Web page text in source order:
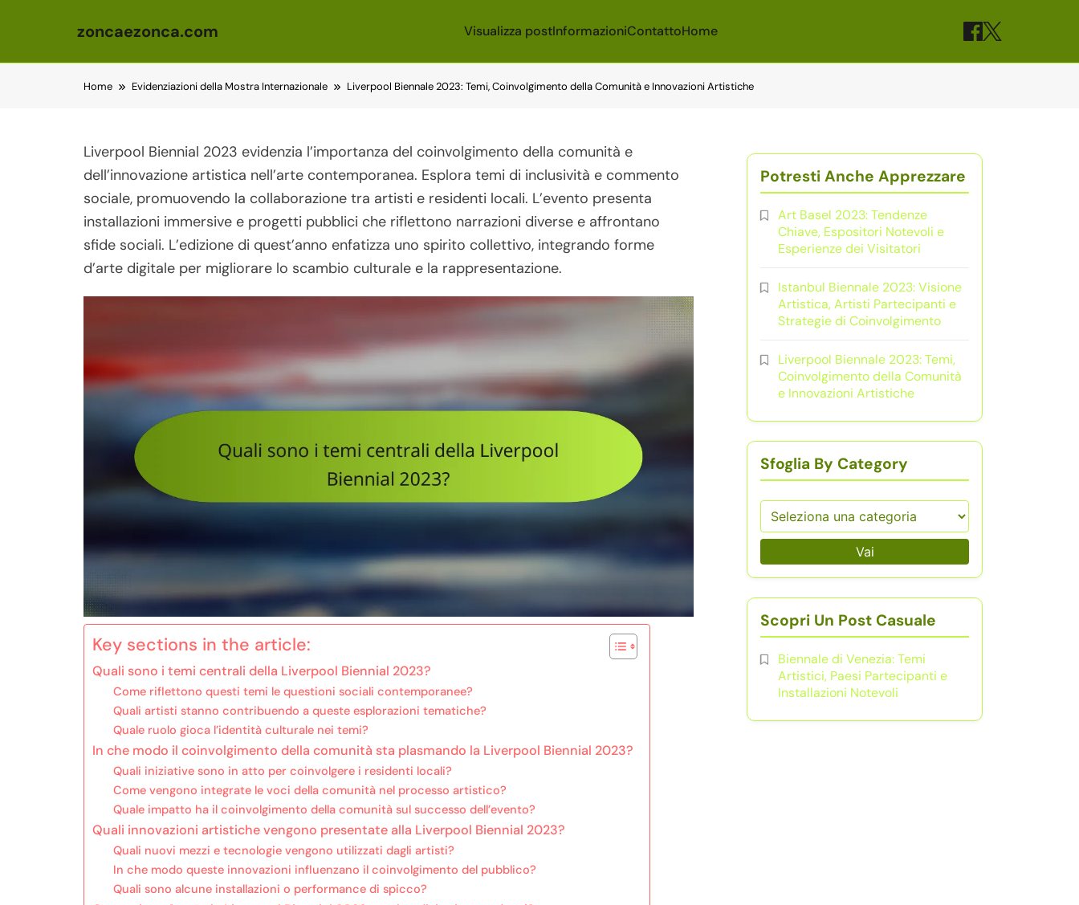
zoncaezonca.com Visualizza postInformazioniContattoHome
Home Evidenziazioni della Mostra Internazionale Liverpool Biennale 2023: Temi, Coinvolgimento della Comunità e Innovazioni Artistiche
Liverpool Biennial 2023 evidenzia l’importanza del coinvolgimento della comunità e
dell’innovazione artistica nell’arte contemporanea. Esplora temi di inclusività e commento
sociale, promuovendo la collaborazione tra artisti e residenti locali. L’evento presenta
installazioni immersive e progetti pubblici che riflettono narrazioni diverse e affrontano
sfide sociali. L’edizione di quest’anno enfatizza uno spirito collettivo, integrando forme
d’arte digitale per migliorare lo scambio culturale e la rappresentazione.
Key sections in the article:
Quali sono i temi centrali della Liverpool Biennial 2023?
Come riflettono questi temi le questioni sociali contemporanee?
Quali artisti stanno contribuendo a queste esplorazioni tematiche?
Quale ruolo gioca l’identità culturale nei temi?
In che modo il coinvolgimento della comunità sta plasmando la Liverpool Biennial 2023?
Quali iniziative sono in atto per coinvolgere i residenti locali?
Come vengono integrate le voci della comunità nel processo artistico?
Quale impatto ha il coinvolgimento della comunità sul successo dell’evento?
Quali innovazioni artistiche vengono presentate alla Liverpool Biennial 2023?
Quali nuovi mezzi e tecnologie vengono utilizzati dagli artisti?
In che modo queste innovazioni influenzano il coinvolgimento del pubblico?
Quali sono alcune installazioni o performance di spicco?
Potresti Anche Apprezzare
Art Basel 2023: Tendenze
Chiave, Espositori Notevoli e
Esperienze dei Visitatori
Istanbul Biennale 2023: Visione
Artistica, Artisti Partecipanti e
Strategie di Coinvolgimento
Liverpool Biennale 2023: Temi,
Coinvolgimento della Comunità
e Innovazioni Artistiche
Sfoglia By Category
Vai
Scopri Un Post Casuale
Biennale di Venezia: Temi
Artistici, Paesi Partecipanti e
Installazioni Notevoli